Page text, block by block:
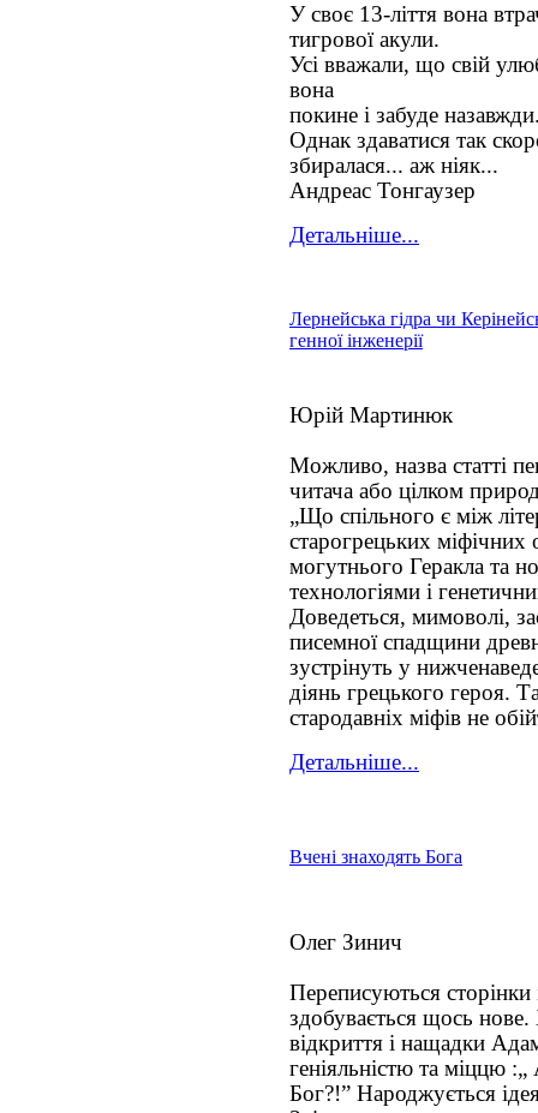
У своє 13-ліття вона
тигрової акули.
Усі вважали, що свій
вона
покине і забуде
Однак здаватися так
збиралася... аж ніяк...
Андреас Тонгаузер
Детальніше...
Лернейська гідра чи
генної інженерії
Юрій Мартинюк
Можливо, назва статті
читача або цілком
„Що спільного є між
старогрецьких міфічних
могутнього Геракла та
технологіями і
Доведеться, мимоволі,
писемної спадщини
зустрінуть у
діянь грецького героя.
стародавніх міфів не
Детальніше...
Вчені знаходять Бога
Олег Зинич
Переписуються сторінки
здобувається щось
відкриття і нащадки
геніяльністю та міццю
Бог?!” Народжується